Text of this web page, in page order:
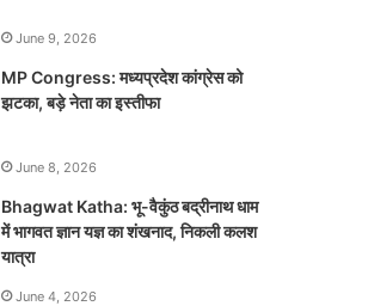
June 9, 2026
MP Congress: मध्यप्रदेश कांग्रेस को
झटका, बड़े नेता का इस्तीफा
June 8, 2026
Bhagwat Katha: भू-वैकुंठ बद्रीनाथ धाम
में भागवत ज्ञान यज्ञ का शंखनाद, निकली कलश
यात्रा
June 4, 2026